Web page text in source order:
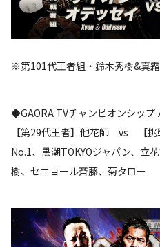
※第101代王者組・鈴木秀樹&真
◆GAORA TVチャンピオンシップ
【第29代王者】他花師 vs 【挑
No.1、黒潮TOKYOジャパン、立
樹、セニョール斉藤、菊タロー